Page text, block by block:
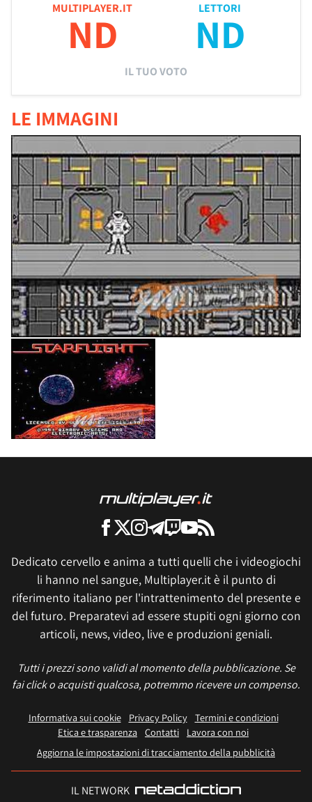
MULTIPLAYER.IT
ND
LETTORI
ND
IL TUO VOTO
LE IMMAGINI
Dedicato cervello e anima a tutti quelli che i videogiochi
li hanno nel sangue, Multiplayer.it è il punto di
riferimento italiano per l'intrattenimento del presente e
del futuro. Preparatevi ad essere stupiti ogni giorno con
articoli, news, video, live e produzioni geniali.
Tutti i prezzi sono validi al momento della pubblicazione. Se
fai click o acquisti qualcosa, potremmo ricevere un compenso.
Informativa sui cookie Privacy Policy
Termini e condizioni
Etica e trasparenza Contatti
Lavora con noi
Aggiorna le impostazioni di tracciamento della pubblicità
IL NETWORK